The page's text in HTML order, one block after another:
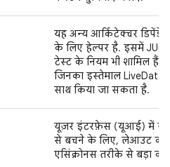
यह अन्य आर्किटेक्चर
के लिए हेल्पर है. इसमें JUnit
टेस्ट के नियम भी शामिल हैं,
जिनका इस्तेमाल LiveData
साथ किया जा सकता है.
यूज़र इंटरफ़ेस (यूआई) में
से बचने के लिए, लेआउट को
एसिंक्रोनस तरीके से बड़ा